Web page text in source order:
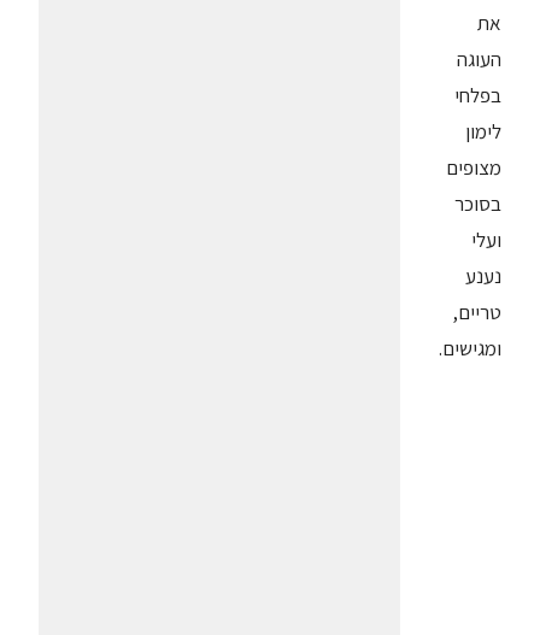
את
העוגה
בפלחי
לימון
מצופים
בסוכר
ועלי
נענע
טריים,
ומגישים.